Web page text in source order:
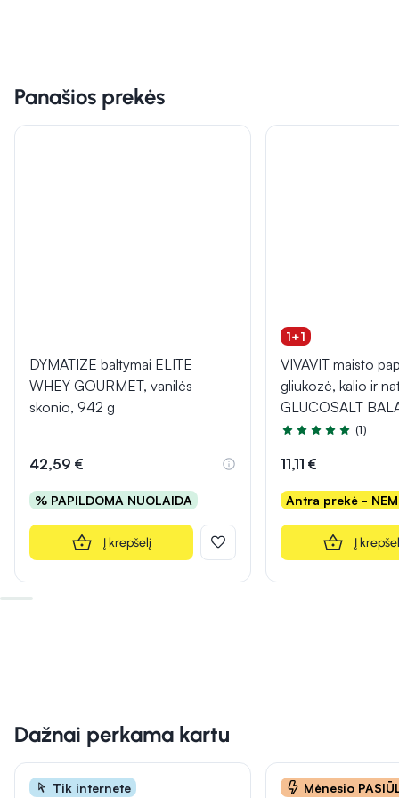
Panašios prekės
DYMATIZE baltymai ELITE
WHEY GOURMET, vanilės
skonio, 942 g
42,59 €
% PAPILDOMA NUOLAIDA
Į krepšelį
1+1
VIVAVIT maisto
gliukozė, kalio ir
GLUCOSALT
Įvertinimas 5.0 iš 5
(1)
11,11 €
Antra prekė -
Į
Dažnai perkama kartu
Tik internete Mėnesio